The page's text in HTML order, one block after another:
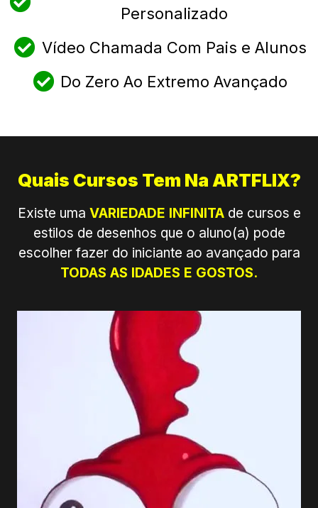
Personalizado
Vídeo Chamada Com Pais e Alunos
Do Zero Ao Extremo Avançado
Quais Cursos Tem Na ARTFLIX?
Existe uma VARIEDADE INFINITA de cursos e
estilos de desenhos que o aluno(a) pode
escolher fazer do iniciante ao avançado para
TODAS AS IDADES E GOSTOS.